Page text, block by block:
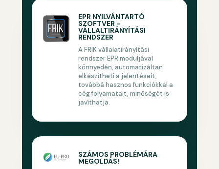
EPR NYILVÁNTARTÓ
SZOFTVER -
VÁLLALTIRÁNYÍTÁSI
RENDSZER
A FRIK vállalatirányítási
rendszer EPR moduljával
könnyedén, automatizáltan
elkészítheti a jelentéseit,
továbbá hasznos funkciókkal a
cég folyamatait, minőségét is
javíthatja.
SZÁMOS PROBLÉMÁRA
MEGOLDÁS!